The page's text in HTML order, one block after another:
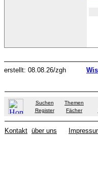
erstellt: 08.08.26/zgh
Suchen Themen
Register
Fächer
Kontakt über uns